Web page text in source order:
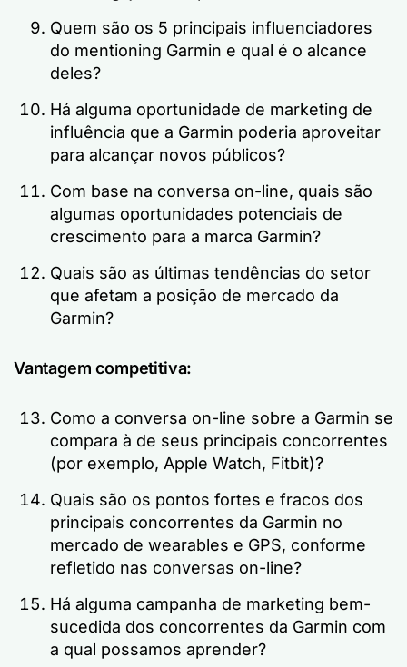
Quem são os 5 principais influenciadores
do mentioning Garmin e qual é o alcance
deles?
Há alguma oportunidade de marketing de
influência que a Garmin poderia aproveitar
para alcançar novos públicos?
Com base na conversa on-line, quais são
algumas oportunidades potenciais de
crescimento para a marca Garmin?
Quais são as últimas tendências do setor
que afetam a posição de mercado da
Garmin?
Vantagem competitiva:
Como a conversa on-line sobre a Garmin se
compara à de seus principais concorrentes
(por exemplo, Apple Watch, Fitbit)?
Quais são os pontos fortes e fracos dos
principais concorrentes da Garmin no
mercado de wearables e GPS, conforme
refletido nas conversas on-line?
Há alguma campanha de marketing bem-
sucedida dos concorrentes da Garmin com
a qual possamos aprender?